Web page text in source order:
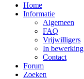
Home
Informatie
Algemeen
FAQ
Vrijwilligers
In bewerking
Contact
Forum
Zoeken